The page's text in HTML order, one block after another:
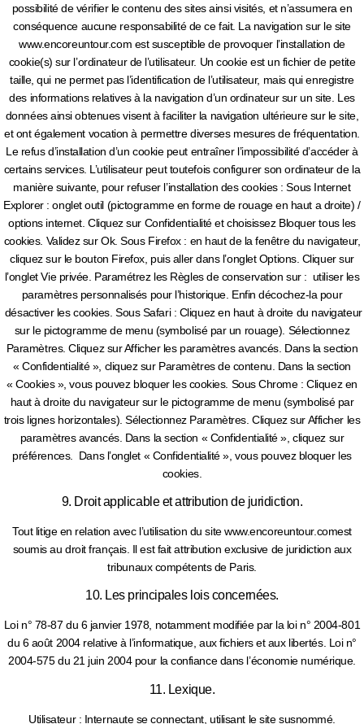
possibilité de vérifier le contenu des sites ainsi visités, et n’assumera en
conséquence aucune responsabilité de ce fait. La navigation sur le site
www.encoreuntour.com est susceptible de provoquer l’installation de
cookie(s) sur l’ordinateur de l’utilisateur. Un cookie est un fichier de petite
taille, qui ne permet pas l’identification de l’utilisateur, mais qui enregistre
des informations relatives à la navigation d’un ordinateur sur un site. Les
données ainsi obtenues visent à faciliter la navigation ultérieure sur le site,
et ont également vocation à permettre diverses mesures de fréquentation.
Le refus d’installation d’un cookie peut entraîner l’impossibilité d’accéder à
certains services. L’utilisateur peut toutefois configurer son ordinateur de la
manière suivante, pour refuser l’installation des cookies : Sous Internet
Explorer : onglet outil (pictogramme en forme de rouage en haut a droite) /
options internet. Cliquez sur Confidentialité et choisissez Bloquer tous les
cookies. Validez sur Ok. Sous Firefox : en haut de la fenêtre du navigateur,
cliquez sur le bouton Firefox, puis aller dans l’onglet Options. Cliquer sur
l’onglet Vie privée. Paramétrez les Règles de conservation sur : utiliser les
paramètres personnalisés pour l’historique. Enfin décochez-la pour
désactiver les cookies. Sous Safari : Cliquez en haut à droite du navigateur
sur le pictogramme de menu (symbolisé par un rouage). Sélectionnez
Paramètres. Cliquez sur Afficher les paramètres avancés. Dans la section
« Confidentialité », cliquez sur Paramètres de contenu. Dans la section
« Cookies », vous pouvez bloquer les cookies. Sous Chrome : Cliquez en
haut à droite du navigateur sur le pictogramme de menu (symbolisé par
trois lignes horizontales). Sélectionnez Paramètres. Cliquez sur Afficher les
paramètres avancés. Dans la section « Confidentialité », cliquez sur
préférences. Dans l’onglet « Confidentialité », vous pouvez bloquer les
cookies.
9. Droit applicable et attribution de juridiction.
Tout litige en relation avec l’utilisation du site www.encoreuntour.comest
soumis au droit français. Il est fait attribution exclusive de juridiction aux
tribunaux compétents de Paris.
10. Les principales lois concernées.
Loi n° 78-87 du 6 janvier 1978, notamment modifiée par la loi n° 2004-801
du 6 août 2004 relative à l’informatique, aux fichiers et aux libertés. Loi n°
2004-575 du 21 juin 2004 pour la confiance dans l’économie numérique.
11. Lexique.
Utilisateur : Internaute se connectant, utilisant le site susnommé.